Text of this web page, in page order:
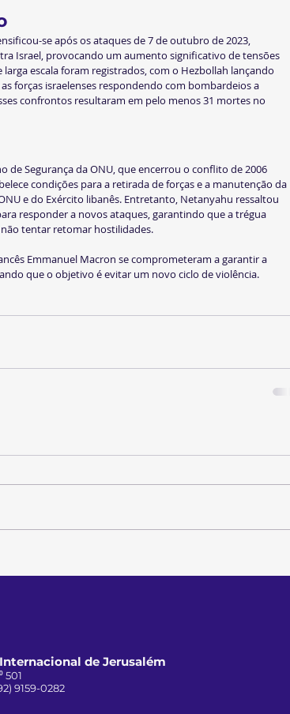
se após os ataques de 7 de outubro de 2023,
Israel, provocando um aumento significativo de tensões
escala foram registrados, com o Hezbollah lançando
forças israelenses respondendo com bombardeios a
confrontos resultaram em pelo menos 31 mortes no
de Segurança da ONU, que encerrou o conflito de 2006
condições para a retirada de forças e a manutenção da
e do Exército libanês. Entretanto, Netanyahu ressaltou
responder a novos ataques, garantindo que a trégua
tentar retomar hostilidades.
Emmanuel Macron se comprometeram a garantir a
que o objetivo é evitar um novo ciclo de violência.
de Jerusalém
501
9159-0282